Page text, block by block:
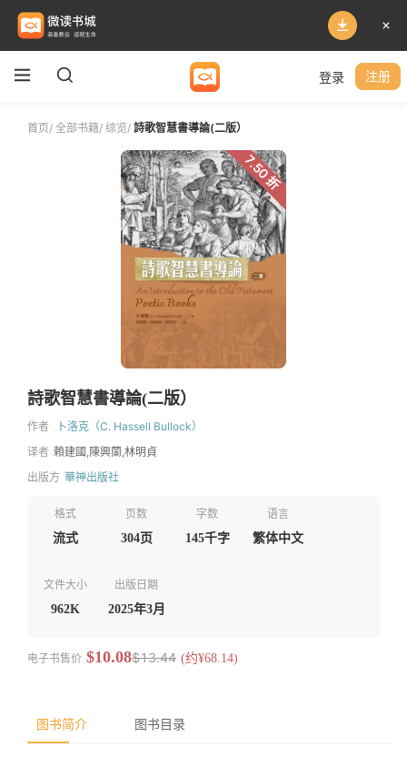
登录 注册
首页/ 全部书籍/ 综览/ 詩歌智慧書導論(二版）
7.50 折
詩歌智慧書導論(二版）
作者
卜洛克（C. Hassell Bullock）
译者 賴建國,陳興蘭,林明貞
出版方 華神出版社
格式
流式
页数
304页
字数
145千字
语言
繁体中文
文件大小
962K
出版日期
2025年3月
电子书售价 $10.08$13.44 (约¥68.14)
图书简介 图书目录